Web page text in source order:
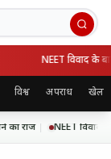
NEET विवाद के
विश्व अपराध खेल
राज NEET विवाद के